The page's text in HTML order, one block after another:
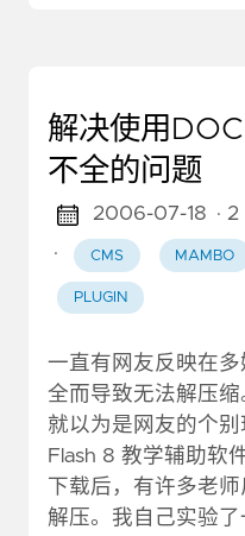
解决使用
不全的问题
2006-07-18 ·
·
CMS MAMBO
PLUGIN
一直有网友反映在
全而导致无法解压缩
就以为是网友的个
Flash 8 教学辅助软
下载后，有许多老
解压。我自己实验